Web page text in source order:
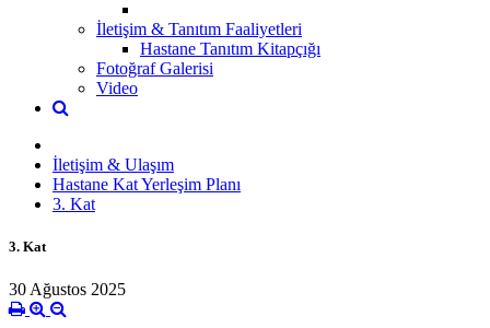
İletişim & Tanıtım Faaliyetleri
Hastane Tanıtım Kitapçığı
Fotoğraf Galerisi
Video
İletişim & Ulaşım
Hastane Kat Yerleşim Planı
3. Kat
3. Kat
30 Ağustos 2025